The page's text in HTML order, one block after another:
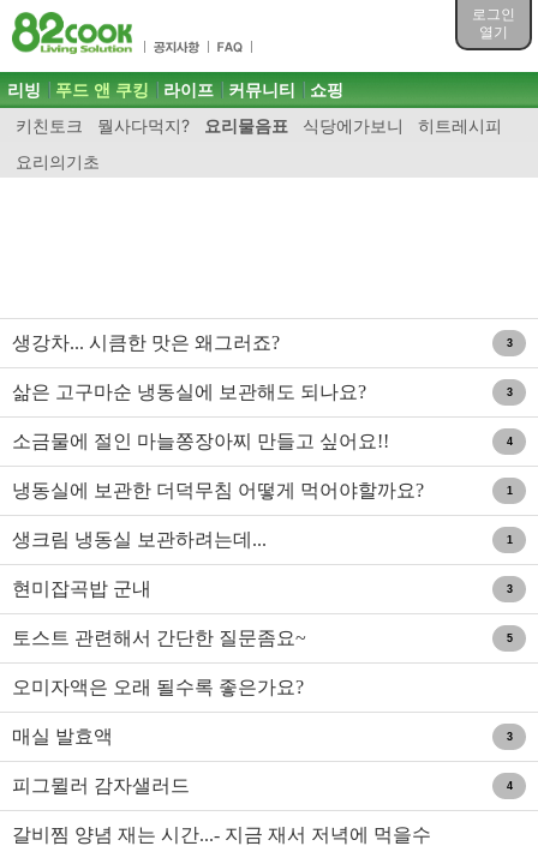
로그인
열기
목차
주메뉴 바로가기
컨텐츠 바로가기
검색 바로가기
로그인 바로가기
주메뉴
리빙 푸드 앤 쿠킹
키친토크 뭘사다먹지? 요리물음표 식당에가보니
히트레시피
요리의기초
라이프 커뮤니티 쇼핑
생강차... 시큼한 맛은 왜그러죠? 3
삶은 고구마순 냉동실에 보관해도 되나요? 3
소금물에 절인 마늘쫑장아찌 만들고 싶어요!! 4
냉동실에 보관한 더덕무침 어떻게 먹어야할까요? 1
생크림 냉동실 보관하려는데... 1
현미잡곡밥 군내 3
토스트 관련해서 간단한 질문좀요~ 5
오미자액은 오래 될수록 좋은가요?
매실 발효액 3
피그뮐러 감자샐러드 4
갈비찜 양념 재는 시간...- 지금 재서 저녁에 먹을수